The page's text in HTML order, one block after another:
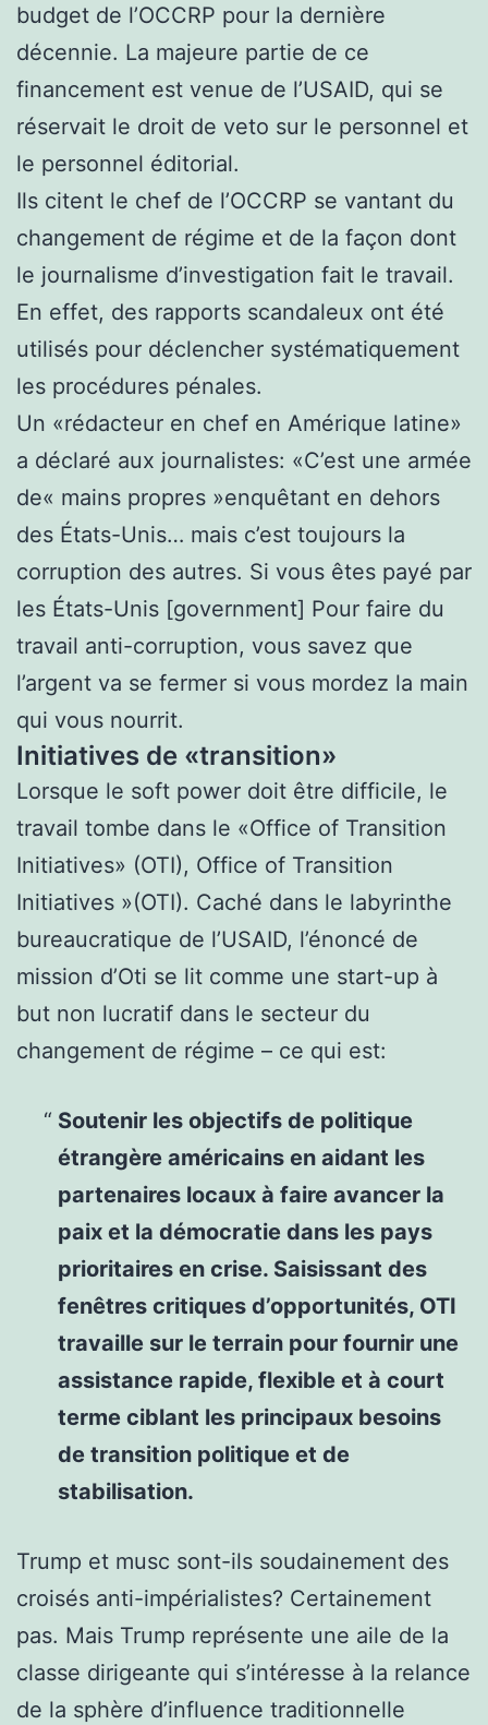
budget de l’OCCRP pour la dernière
décennie. La majeure partie de ce
financement est venue de l’USAID, qui se
réservait le droit de veto sur le personnel et
le personnel éditorial.
Ils citent le chef de l’OCCRP se vantant du
changement de régime et de la façon dont
le journalisme d’investigation fait le travail.
En effet, des rapports scandaleux ont été
utilisés pour déclencher systématiquement
les procédures pénales.
Un «rédacteur en chef en Amérique latine»
a déclaré aux journalistes: «C’est une armée
de« mains propres »enquêtant en dehors
des États-Unis… mais c’est toujours la
corruption des autres. Si vous êtes payé par
les États-Unis [government] Pour faire du
travail anti-corruption, vous savez que
l’argent va se fermer si vous mordez la main
qui vous nourrit.
Initiatives de «transition»
Lorsque le soft power doit être difficile, le
travail tombe dans le «Office of Transition
Initiatives» (OTI), Office of Transition
Initiatives »(OTI). Caché dans le labyrinthe
bureaucratique de l’USAID, l’énoncé de
mission d’Oti se lit comme une start-up à
but non lucratif dans le secteur du
changement de régime – ce qui est:
Soutenir les objectifs de politique
étrangère américains en aidant les
partenaires locaux à faire avancer la
paix et la démocratie dans les pays
prioritaires en crise. Saisissant des
fenêtres critiques d’opportunités, OTI
travaille sur le terrain pour fournir une
assistance rapide, flexible et à court
terme ciblant les principaux besoins
de transition politique et de
stabilisation.
Trump et musc sont-ils soudainement des
croisés anti-impérialistes? Certainement
pas. Mais Trump représente une aile de la
classe dirigeante qui s’intéresse à la relance
de la sphère d’influence traditionnelle